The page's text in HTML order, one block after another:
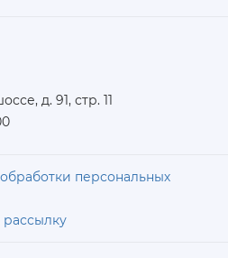
д. 91, стр. 11
персональных